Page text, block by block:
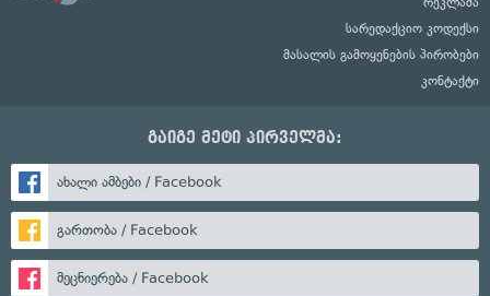
სარედაქციო კოდექსი
მასალის გამოყენების პირობები
კონტაქტი
გაიგე მეტი პირველმა:
ახალი ამბები / Facebook
გართობა / Facebook
მეცნიერება / Facebook